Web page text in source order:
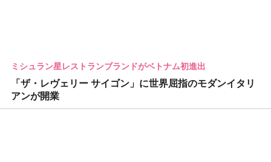
ミシュラン星レストランブランドがベトナム初進出
「ザ・レヴェリー サイゴン」に世界屈指のモダンイタリ
アンが開業